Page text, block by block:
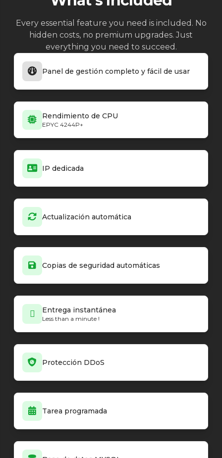
Every essential feature you need is included. No
hidden costs, no premium upgrades. Just
everything you need to succeed.
Panel de gestión completo y fácil de usar
Rendimiento de CPU
EPYC 4244P+
IP dedicada
Actualización automática
Copias de seguridad automáticas
Entrega instantánea
Less than a minute !
Protección DDoS
Tarea programada